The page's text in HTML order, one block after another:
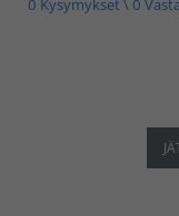
0 Kysymykset \ 0